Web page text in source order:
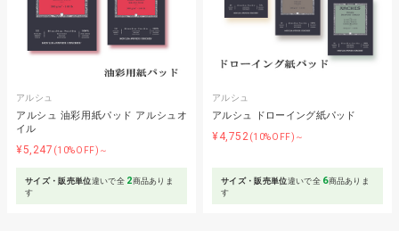
アルシュ
アルシュ 油彩用紙パッド アルシュオ
イル
¥5,247 (10%OFF)～
サイズ・販売単位違いで全 2商品ありま
す
アルシュ
アルシュ ドローイング紙パッド
¥4,752(10%OFF)～
サイズ・販売単位違いで全 6商品ありま
す